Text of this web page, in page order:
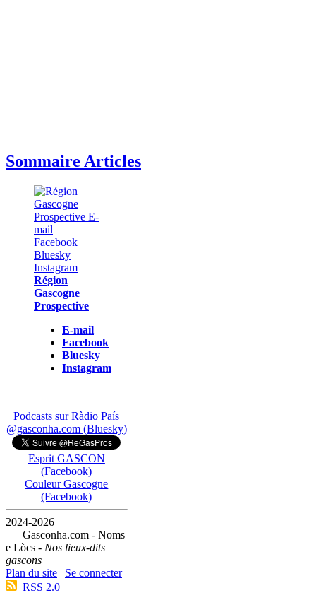
Sommaire Articles
Région
Gascogne
Prospective
E-mail
Facebook
Bluesky
Instagram
Podcasts sur Ràdio País
@gasconha.com (Bluesky)
Esprit GASCON
(Facebook)
Couleur Gascogne
(Facebook)
2024-2026
— Gasconha.com - Noms
e Lòcs - Nos lieux-dits
gascons
Plan du site | Se connecter|
RSS 2.0